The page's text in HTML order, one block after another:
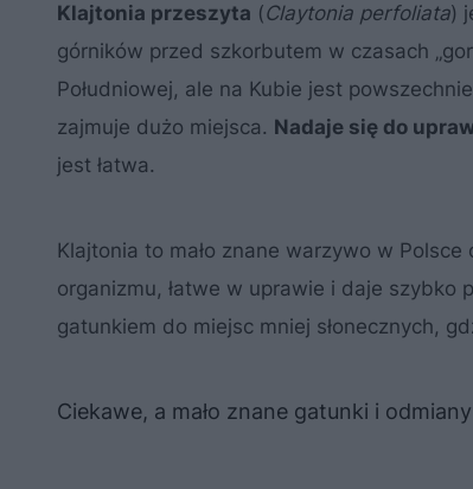
Klajtonia przeszyta (Claytonia perfoliata)
górników przed szkorbutem w czasach
Południowej, ale na Kubie jest
zajmuje dużo miejsca. Nadaje się do
jest łatwa.
Klajtonia to mało znane warzywo w
organizmu, łatwe w uprawie i daje
gatunkiem do miejsc mniej słonecznych,
Ciekawe, a mało znane gatunki i